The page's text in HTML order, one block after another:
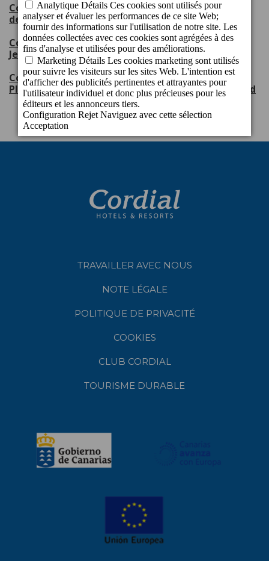
Cordial Hotels & Resorts, orgulloso patrocinador
del CV Guaguas
Cordial Mogán Playa Hotel receives the
Jet2holidays Quality Award 2025
Cordial Marina Blanca Hotel and Cordial Mogán
Playa Hotel receive the Jet2holidays Quality Award
TRAVAILLER AVEC NOUS
NOTE LÉGALE
POLITIQUE DE PRIVACITÉ
COOKIES
CLUB CORDIAL
TOURISME DURABLE